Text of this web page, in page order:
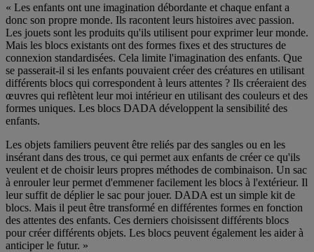
« Les enfants ont une imagination débordante et chaque enfant a
donc son propre monde. Ils racontent leurs histoires avec passion.
Les jouets sont les produits qu'ils utilisent pour exprimer leur monde.
Mais les blocs existants ont des formes fixes et des structures de
connexion standardisées. Cela limite l'imagination des enfants. Que
se passerait-il si les enfants pouvaient créer des créatures en utilisant
différents blocs qui correspondent à leurs attentes ? Ils créeraient des
œuvres qui reflètent leur moi intérieur en utilisant des couleurs et des
formes uniques. Les blocs DADA développent la sensibilité des
enfants.
Les objets familiers peuvent être reliés par des sangles ou en les
insérant dans des trous, ce qui permet aux enfants de créer ce qu'ils
veulent et de choisir leurs propres méthodes de combinaison. Un sac
à enrouler leur permet d'emmener facilement les blocs à l'extérieur. Il
leur suffit de déplier le sac pour jouer. DADA est un simple kit de
blocs. Mais il peut être transformé en différentes formes en fonction
des attentes des enfants. Ces derniers choisissent différents blocs
pour créer différents objets. Les blocs peuvent également les aider à
anticiper le futur. »